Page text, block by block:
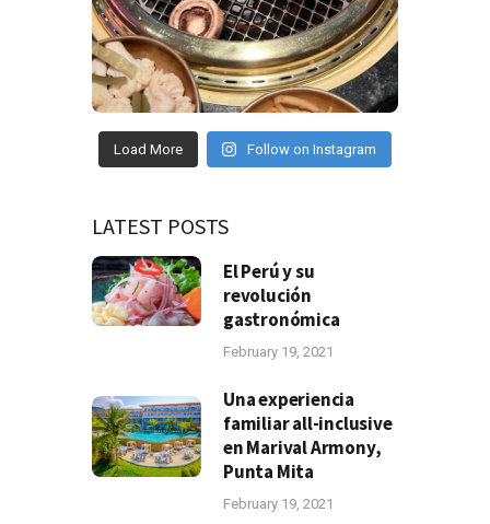
Load More Follow on Instagram
LATEST POSTS
El Perú y su
revolución
gastronómica
February 19, 2021
Una experiencia
familiar all-inclusive
en Marival Armony,
Punta Mita
February 19, 2021